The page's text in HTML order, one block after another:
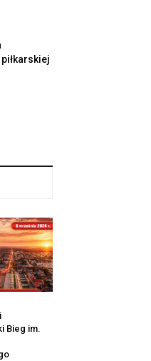
Bieg im.